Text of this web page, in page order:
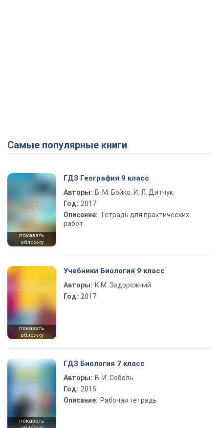
Самые популярные книги
показать
обложку
ГДЗ География 9 класс
Авторы: В. М. Бойко, И. Л. Дитчук
Год: 2017
Описание: Тетрадь для практических
работ
показать
обложку
Учебники Биология 9 класс
Авторы: К.М. Задорожний
Год: 2017
показать
ГДЗ Биология 7 класс
Авторы: В. И. Соболь
Год: 2015
Описание: Рабочая тетрадь